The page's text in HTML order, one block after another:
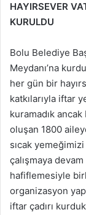
HAYIRSEVER
KURULDU
Bolu Belediye
Meydanı’na
her gün bir
katkılarıyla iftar
kuramadık
oluşan 1800
sıcak
çalışmaya
hafiflemesiyle
organizasyon
iftar çadırı